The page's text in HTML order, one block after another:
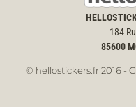
184
85600
© hellostickers.fr 2016 -